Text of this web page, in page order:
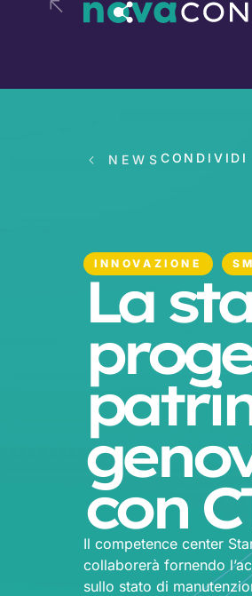
NEWS CONDIVIDI
INNOVAZIONE
La
con
Il competence center
collaborerà fornendo
sullo stato di